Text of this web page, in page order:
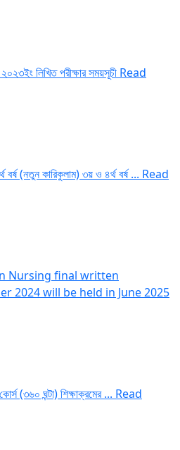
লিখিত পরীক্ষার সময়সূচী Read
(নতুন কারিকুলাম) ৩য় ও ৪র্থ বর্ষ ... Read
Nursing final written
2024 will be held in June 2025
(৩৬০ ঘন্টা) শিক্ষাক্রমের ... Read